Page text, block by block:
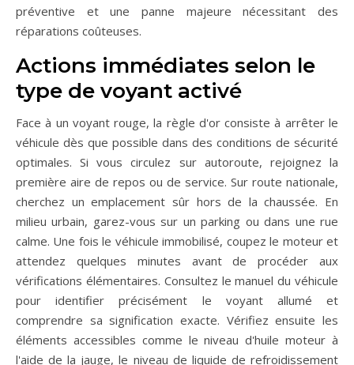
préventive et une panne majeure nécessitant des
réparations coûteuses.
Actions immédiates selon le
type de voyant activé
Face à un voyant rouge, la règle d'or consiste à arrêter le
véhicule dès que possible dans des conditions de sécurité
optimales. Si vous circulez sur autoroute, rejoignez la
première aire de repos ou de service. Sur route nationale,
cherchez un emplacement sûr hors de la chaussée. En
milieu urbain, garez-vous sur un parking ou dans une rue
calme. Une fois le véhicule immobilisé, coupez le moteur et
attendez quelques minutes avant de procéder aux
vérifications élémentaires. Consultez le manuel du véhicule
pour identifier précisément le voyant allumé et
comprendre sa signification exacte. Vérifiez ensuite les
éléments accessibles comme le niveau d'huile moteur à
l'aide de la jauge, le niveau de liquide de refroidissement